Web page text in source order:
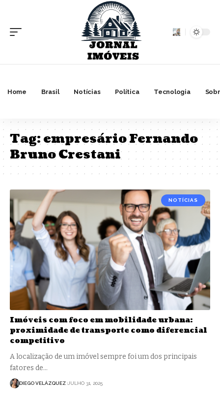
Home Brasil Notícias Política Tecnologia
Tag:empresário Fernando
Bruno Crestani
NOTÍCIAS
Imóveis com foco em mobilidade urbana:
proximidade de transporte como diferencial
competitivo
A localização de um imóvel sempre foi um dos principais
fatores de…
DIEGO VELÁZQUEZ JULHO 31, 2025